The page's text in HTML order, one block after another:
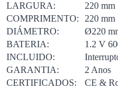
LARGURA:
220 mm
COMPRIMENTO:
220 mm
DIÁMETRO:
Ø220
BATERIA:
1.2 V
INCLUIDO:
GARANTIA:
2 Anos
CERTIFICADOS:
CE &